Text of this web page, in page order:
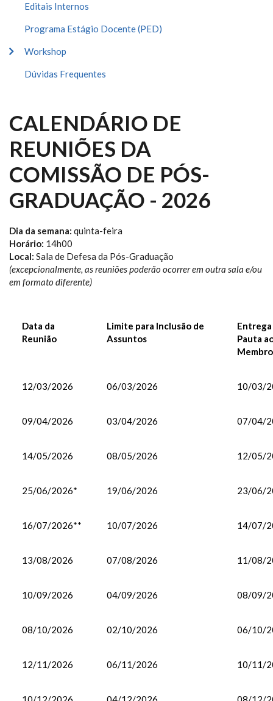
Editais Internos
Programa Estágio Docente (PED)
Workshop
Dúvidas Frequentes
CALENDÁRIO DE
REUNIÕES DA
COMISSÃO DE PÓS-
GRADUAÇÃO - 2026
Dia da semana: quinta-feira
Horário: 14h00
Local: Sala de Defesa da Pós-Graduação
(excepcionalmente, as reuniões poderão ocorrer em outra sala e/ou
em formato diferente)
Data da
Reunião
Limite para Inclusão de
Assuntos
Entrega
Pauta
12/03/2026 06/03/2026 10/03/
09/04/2026 03/04/2026 07/04/
14/05/2026 08/05/2026 12/05/
25/06/2026* 19/06/2026 23/06/
16/07/2026** 10/07/2026 14/07/
13/08/2026 07/08/2026 11/08/
10/09/2026 04/09/2026 08/09/
08/10/2026 02/10/2026 06/10/
12/11/2026 06/11/2026 10/11/